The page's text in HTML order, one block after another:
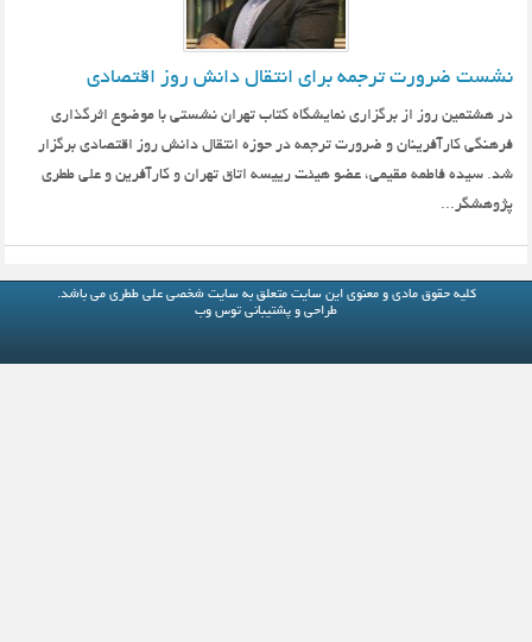
نشست ضرورت ترجمه برای انتقال دانش روز اقتصادی
در هشتمین روز از برگزاری نمایشگاه کتاب تهران نشستی با موضوع اثرگذاری
فرهنگی کارآفرینان و ضرورت ترجمه در حوزه انتقال دانش روز اقتصادی برگزار
شد. سیده فاطمه مقیمی، عضو هیئت رییسه اتاق تهران و کارآفرین و علی ططری
پژوهشگر...
کلیه حقوق مادی و معنوی این سایت متعلق بهسایت شخصی علی ططری می باشد.
طراحی و پشتیبانی توس وب